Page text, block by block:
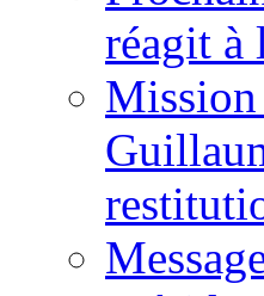
réagit à